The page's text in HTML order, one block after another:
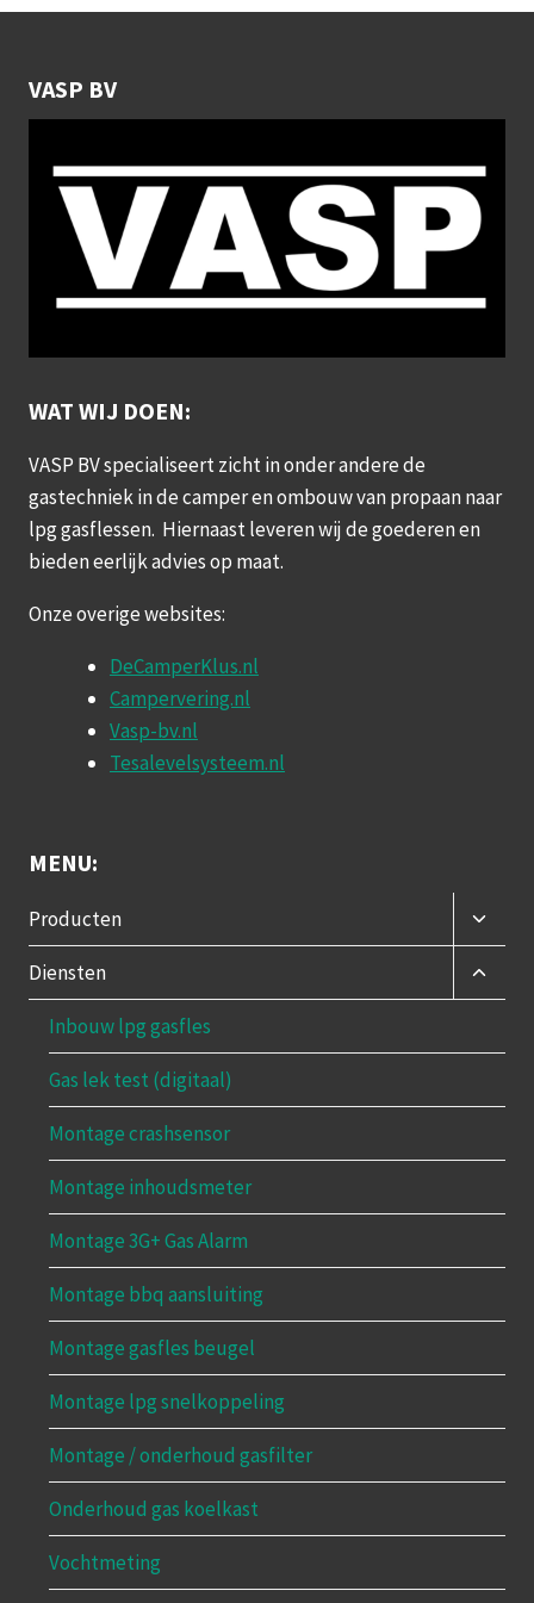
VASP BV
WAT WIJ DOEN:
VASP BV specialiseert zicht in onder andere de
gastechniek in de camper en ombouw van propaan naar
lpg gasflessen. Hiernaast leveren wij de goederen en
bieden eerlijk advies op maat.
Onze overige websites:
DeCamperKlus.nl
Campervering.nl
Vasp-bv.nl
Tesalevelsysteem.nl
MENU:
Producten
Toggle
Diensten
Toggle
Inbouw lpg gasfles
Gas lek test (digitaal)
Montage crashsensor
Montage inhoudsmeter
Montage 3G+ Gas Alarm
Montage bbq aansluiting
Montage gasfles beugel
Montage lpg snelkoppeling
Montage / onderhoud gasfilter
Onderhoud gas koelkast
Vochtmeting